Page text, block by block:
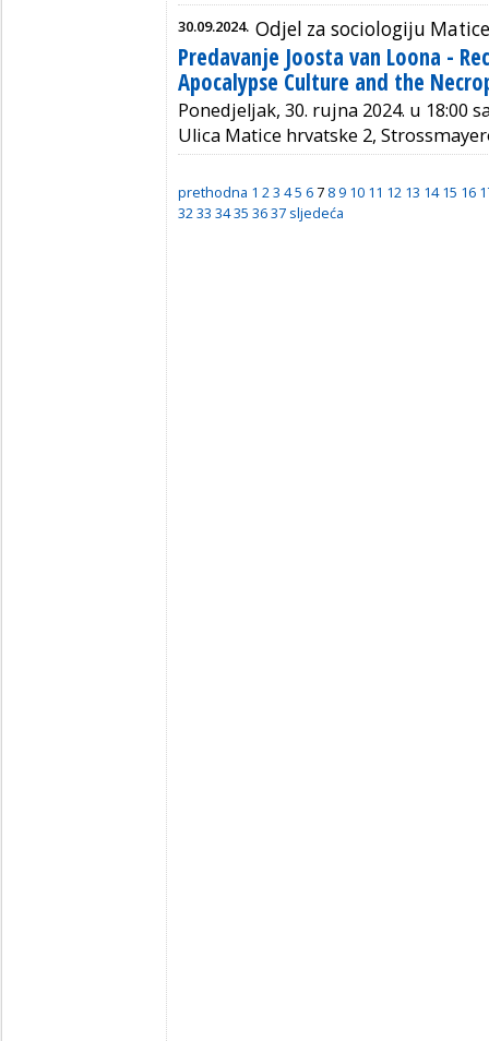
30.09.2024. Odjel za sociologiju
Predavanje Joosta van Loona -
Apocalypse Culture and the
Ponedjeljak, 30. rujna 2024. u 18:00
Ulica Matice hrvatske 2,
prethodna 1 23 45 6 7 8 9 10 11 12 13 14 15 16
3233 3435 3637 sljedeća